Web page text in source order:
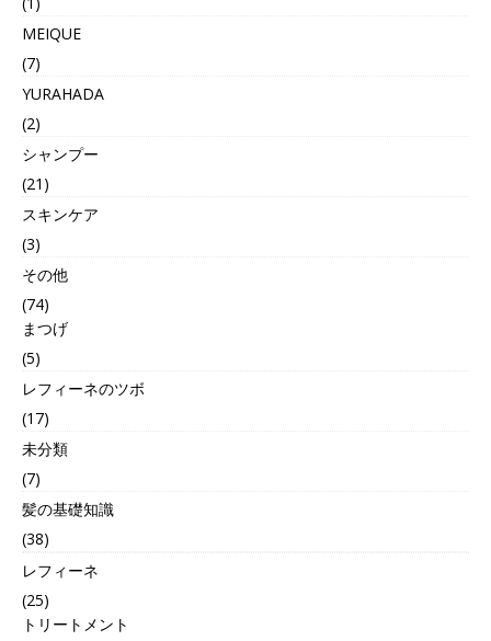
MEIQUE
(7)
YURAHADA
(2)
シャンプー
(21)
スキンケア
(3)
その他
(74)
まつげ
(5)
レフィーネのツボ
(17)
未分類
(7)
髪の基礎知識
(38)
レフィーネ
(25)
トリートメント